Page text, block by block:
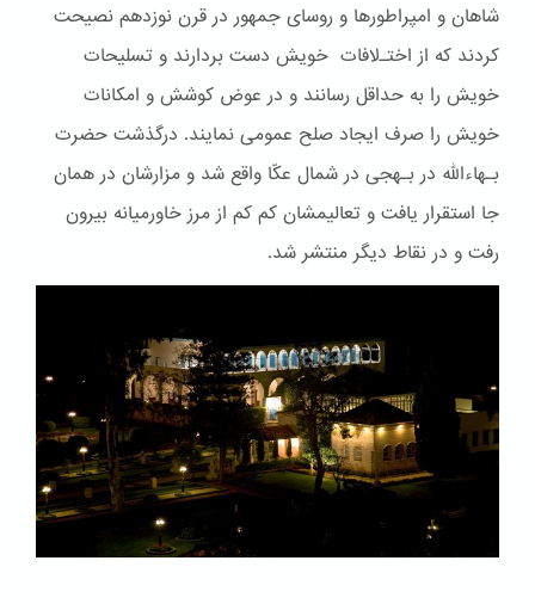
شاهان و امپراطورها و روسای جمهور در قرن نوزدهم نصیحت
کردند که از اختـﻻفات خویش دست بردارند و تسلیحات
خویش را به حداقل رسانند و در عوض کوشش و امکانات
خویش را صرف ایجاد صلح عمومی نمایند. درگذشت حضرت
بـهاءالله در بـهجی در شمال عکّا واقع شد و مزارشان در همان
جا استقرار یافت و تعالیمشان کم کم از مرز خاورمیانه بیرون
رفت و در نقاط دیگر منتشر شد.